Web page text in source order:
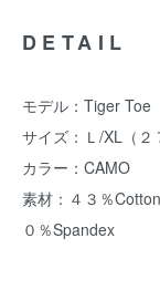
DETAIL
モデル：Tiger Toe
サイズ：Ｌ/XL（２
カラー：CAMO
素材：４３％
０％Spandex